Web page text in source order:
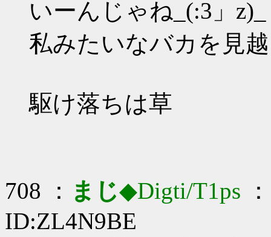
いーんじゃね_(:3」z)_
私みたいなバカを見
駆け落ちは草
708 ： まじ◆Digti/T1ps
ID:ZL4N9BE